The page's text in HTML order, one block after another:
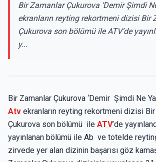
Bir Zamanlar Çukurova ‘Demir Şimdi
ekranların reyting rekortmeni dizisi Bir
Çukurova son bölümü ile ATV’de
y...
Bir Zamanlar Çukurova ‘Demir Şimdi Ne
Atv ekranların reyting rekortmeni dizisi
Çukurova son bölümü ile ATV’de
yayınlanan bölümü ile Ab ve totelde
zirvede yer alan dizinin başarısı göz